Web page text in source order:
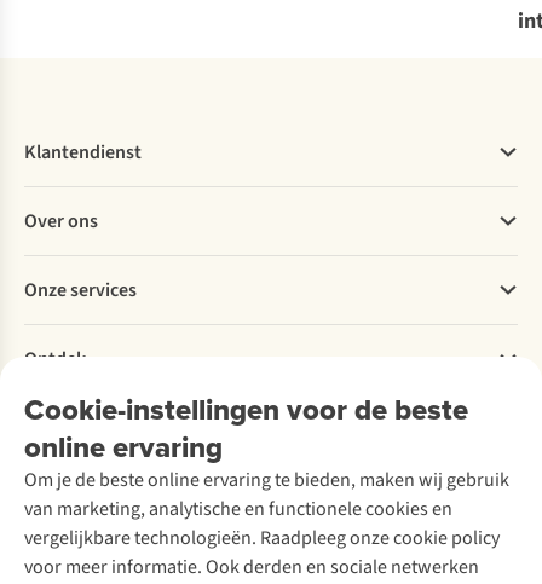
Cookie-instellingen voor de beste
online ervaring
Om je de beste online ervaring te bieden, maken wij gebruik
van marketing, analytische en functionele cookies en
vergelijkbare technologieën. Raadpleeg onze cookie policy
voor meer informatie. Ook derden en sociale netwerken
Klantendienst
Bestellen
Betalen
Levering
Retourneren
Bestelling herroepen
Garantie
Contact
Over ons
Explore More
Verantwoord ondernemen
Over Ayacucho
Onze winkels
Over A.S.Adventure
Toegankelijkheidsverklaring
Onze services
Ski-onderhoud
Wasservice
Schoenonderhoud
Schoenherstelling
Kledingherstelling
Retouches
Ontdek
A.S.Magazine
Podcast
Explore Academy
Explore Camp
Gear Check
Inspiratie & advies
Meld je aan voor de nieuwsbrief